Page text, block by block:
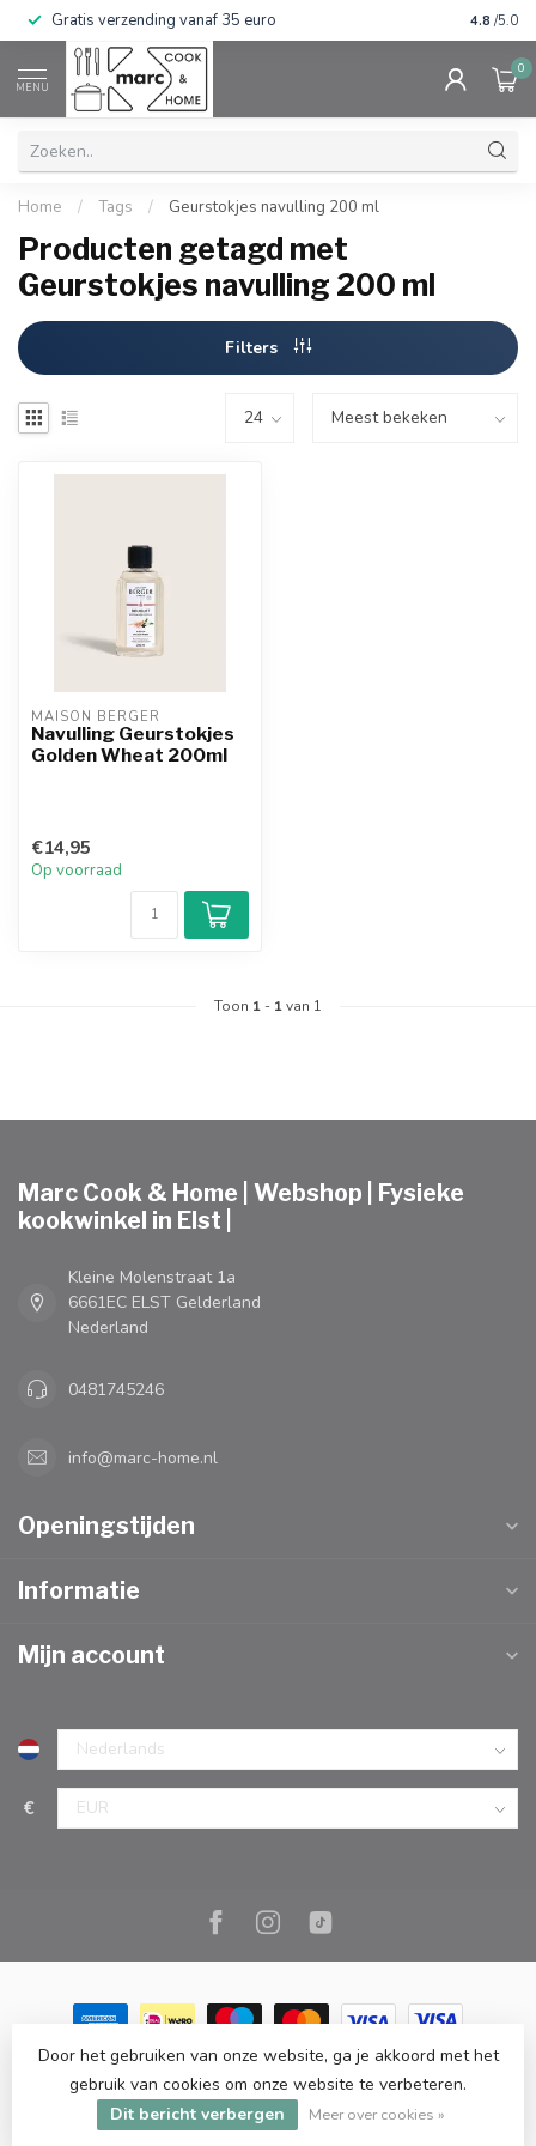
Gratis verzending vanaf 35 euro 4.8 /5.0
MENU
0
Home / Tags / Geurstokjes navulling 200 ml
Producten getagd met
Geurstokjes navulling 200 ml
Filters
MAISON BERGER
Navulling Geurstokjes
Golden Wheat 200ml
€14,95
Op voorraad
Toon 1 - 1van 1
Marc Cook & Home | Webshop | Fysieke
kookwinkel in Elst |
Kleine Molenstraat 1a
6661EC ELST Gelderland
Nederland
0481745246
info@marc-home.nl
Openingstijden
Informatie
Mijn account
€
© Copyright 2026 Marc Cook & Home | Webshop | Fysieke
kookwinkel in Elst |- Powered byLightspeed-Lightspeed design
byDyvelopment
Door het gebruiken van onze website, ga je akkoord met het
gebruik van cookies om onze website te verbeteren.
Dit bericht verbergen
Meer over cookies »